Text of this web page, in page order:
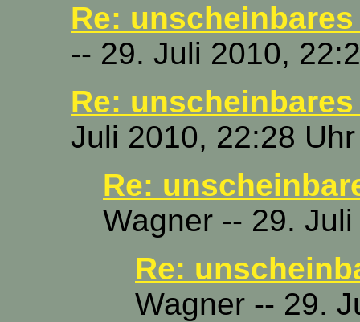
Re:
-- 29. Juli 2010,
Re:
Juli 2010, 22:28 Uhr
Re:
Wagner -- 29.
Re:
Wagner -- 29.